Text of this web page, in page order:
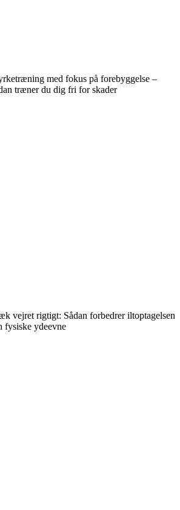
med fokus på forebyggelse –
træner du dig fri for skader
vejret rigtigt: Sådan forbedrer iltoptagelsen
fysiske ydeevne